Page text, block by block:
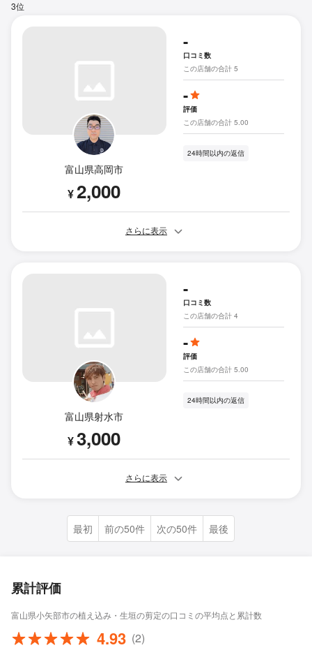
3位
富山県高岡市
¥2,000
-
口コミ数
この店舗の合計 5
-
評価
この店舗の合計 5.00
24時間以内の返信
さらに表示
富山県射水市
¥3,000
-
口コミ数
この店舗の合計 4
-
評価
この店舗の合計 5.00
24時間以内の返信
さらに表示
最初 前の50件 次の50件 最後
累計評価
富山県小矢部市の植え込み・生垣の剪定の口コミの平均点と累計数
4.93 (2)